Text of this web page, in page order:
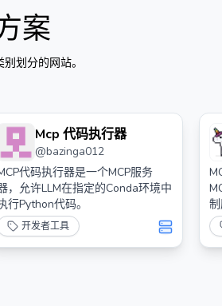
案
划分的网站。
Mcp 代码执行器
@bazinga012
代码执行器是一个MCP服务
，允许LLM在指定的Conda环境中
行Python代码。
开发者工具